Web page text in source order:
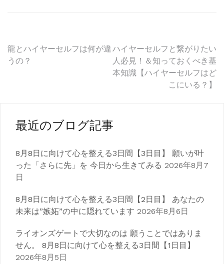
投
稿
ゲ
ー
シ
ョ
ン
龍とハイヤーセルフは何が違
うの？
ハイヤーセルフと繋がりたい
人必見！＆知っておくべき基
本知識【ハイヤーセルフはど
こにいる？】
最近のブログ記事
8月8日に向けて心を整える3日間【3日目】 願いが叶
った「さらに先」を 今日から生きてみる 2026年8月7
日
8月8日に向けて心を整える3日間【2日目】 あなたの
未来は”嫉妬”の中に隠れています 2026年8月6日
ライオンズゲートで大切なのは 願うことではありま
せん。 8月8日に向けて心を整える3日間【1日目】
2026年8月5日